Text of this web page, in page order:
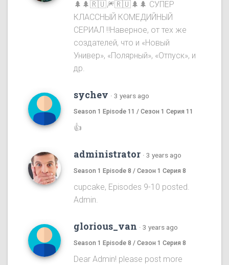
🌲🌲🇷🇺🎆🇷🇺🌲🌲 СУПЕР
КЛАССНЫЙ КОМЕДИЙНЫЙ
СЕРИАЛ ‼️Наверное, от тех же
создателей, что и «Новый
Универ», «Полярный», «Отпуск», и
др.
sychev · 3 years ago
Season 1 Episode 11 / Сезон 1 Серия 11
👍
administrator · 3 years ago
Season 1 Episode 8 / Сезон 1 Серия 8
cupcake, Episodes 9-10 posted.
Admin.
glorious_van · 3 years ago
Season 1 Episode 8 / Сезон 1 Серия 8
Dear Admin! please post more